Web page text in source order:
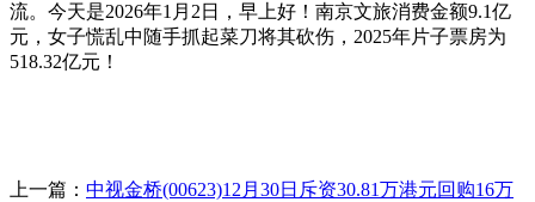
流。今天是2026年1月2日，早上好！南京文旅消费金额9.1亿
元，女子慌乱中随手抓起菜刀将其砍伤，2025年片子票房为
518.32亿元！
上一篇： 中视金桥(00623)12月30日斥资30.81万港元回购16万